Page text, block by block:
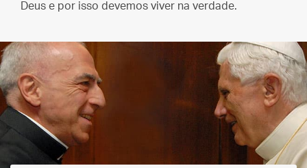
Deus e por isso devemos viver na verdade.